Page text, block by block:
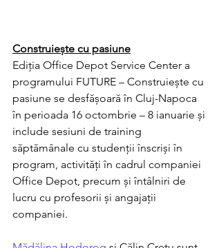
Construiește cu pasiune
Ediția Office Depot Service Center a
programului FUTURE – Construiește cu
pasiune se desfășoară în Cluj-Napoca
în perioada 16 octombrie – 8 ianuarie și
include sesiuni de training
săptămânale cu studenții înscriși în
program, activități în cadrul companiei
Office Depot, precum și întâlniri de
lucru cu profesorii și angajații
companiei.